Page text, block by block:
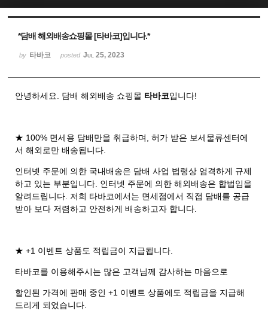
*담배 해외배송쇼핑몰 [타바코]입니다.*
by 타바코 posted Jul 25, 2023
안녕하세요. 담배 해외배송 쇼핑몰 타바코입니다!
★ 100% 면세용 담배만을 취급하며, 허가 받은 보세물류센터에
서 해외로만 배송됩니다.
인터넷 주문에 의한 국내배송은 담배 사업 법령상 엄격하게 규제
하고 있는 부분입니다. 인터넷 주문에 의한 해외배송은 합법임을
알려드립니다. 저희 타바코에서는 면세점에서 직접 담배를 공급
받아 보다 저렴하고 안전하게 배송하고자 합니다.
★ +1 이벤트 상품도 적립금이 지급됩니다.
타바코를 이용해주시는 많은 고객님께 감사하는 마음으로
할인된 가격에 판매 중인 +1 이벤트 상품에도 적립금을 지급해
드리게 되었습니다.
Sketchbook5, 스케치북5